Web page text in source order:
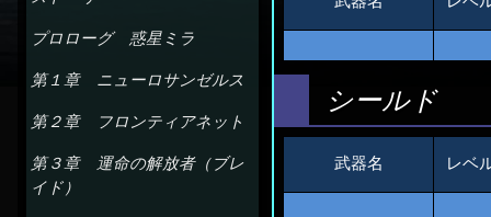
シールド
武器名 レベ
プロローグ 惑星ミラ
第１章 ニューロサンゼルス
第２章 フロンティアネット
第３章 運命の解放者（ブレ
イド）